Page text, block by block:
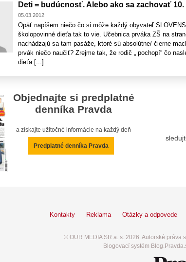
Deti = budúcnosť. Alebo ako sa zachovať 10.
05.03.2012
Opäť napíšem niečo čo si môže každý obyvateľ
školopovinné dieťa tak to vie. Učebnica prváka ZŠ na
nachádzajú sa tam pasáže, ktoré sú absolútne/ čierne
prvák niečo naučiť? Zrejme tak, že rodič „ pochopí“ čo
dieťa [...]
Objednajte si predplatné
denníka Pravda
a získajte užitočné informácie na každý deň
Predplatné denníka Pravda
Kontakty Reklama Otázky a odpovede
© OUR MEDIA SR a. s. 2026. Autorské
Blogovací systém